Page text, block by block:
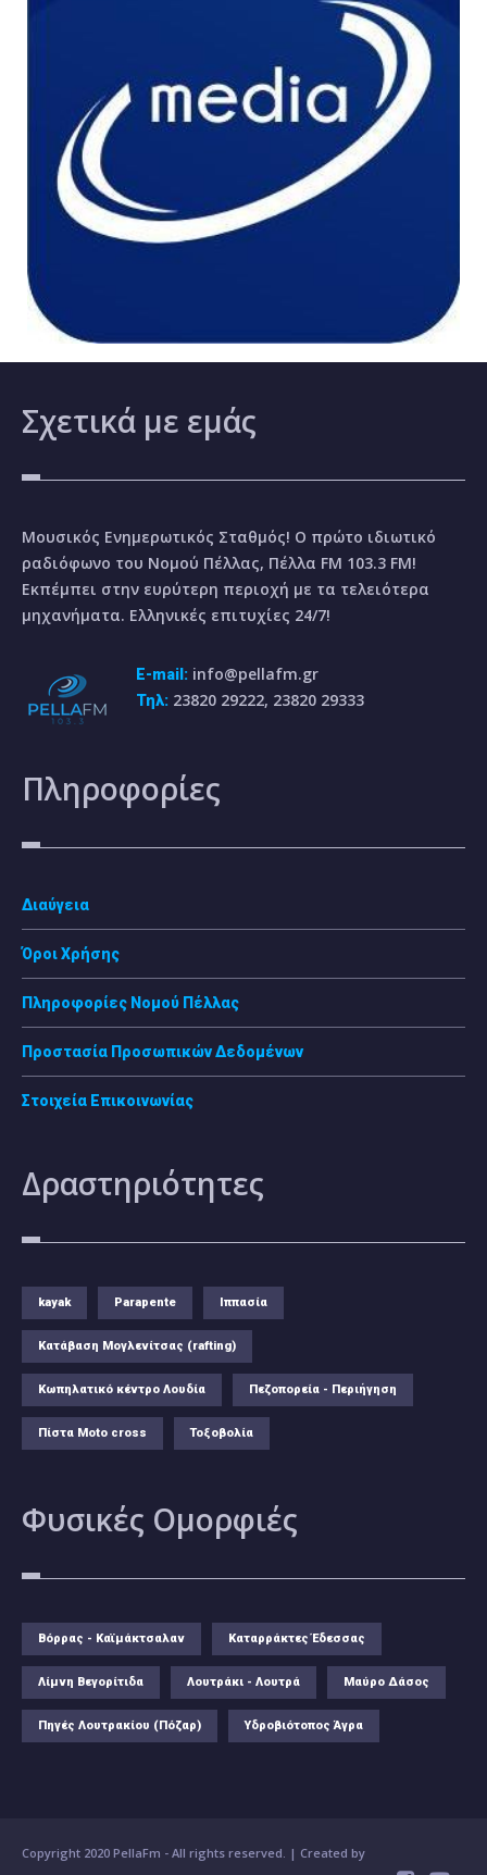
Σχετικά με εμάς
Μουσικός Ενημερωτικός Σταθμός! Ο πρώτο ιδιωτικό
ραδιόφωνο του Νομού Πέλλας, Πέλλα FM 103.3 FM!
Εκπέμπει στην ευρύτερη περιοχή με τα τελειότερα
μηχανήματα. Ελληνικές επιτυχίες 24/7!
E-mail: info@pellafm.gr
Τηλ: 23820 29222, 23820 29333
Πληροφορίες
Διαύγεια
Όροι Χρήσης
Πληροφορίες Νομού Πέλλας
Προστασία Προσωπικών Δεδομένων
Στοιχεία Επικοινωνίας
Δραστηριότητες
kayak Parapente Ιππασία
Κατάβαση Μογλενίτσας (rafting)
Κωπηλατικό κέντρο Λουδία Πεζοπορεία - Περιήγηση
Πίστα Moto cross Τοξοβολία
Φυσικές Ομορφιές
Βόρρας - Καϊμάκτσαλαν Καταρράκτες Έδεσσας
Λίμνη Βεγορίτιδα Λουτράκι - Λουτρά Μαύρο Δάσος
Πηγές Λουτρακίου (Πόζαρ) Υδροβιότοπος Άγρα
Copyright 2020 PellaFm - All rights reserved. | Created by